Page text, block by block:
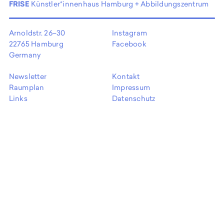
EN
FRISE Künstler*innenhaus Hamburg + Abbildungszentrum
Arnoldstr. 26–30
22765 Hamburg
Germany
Instagram
Facebook
Newsletter
Raumplan
Links
Kontakt
Impressum
Datenschutz